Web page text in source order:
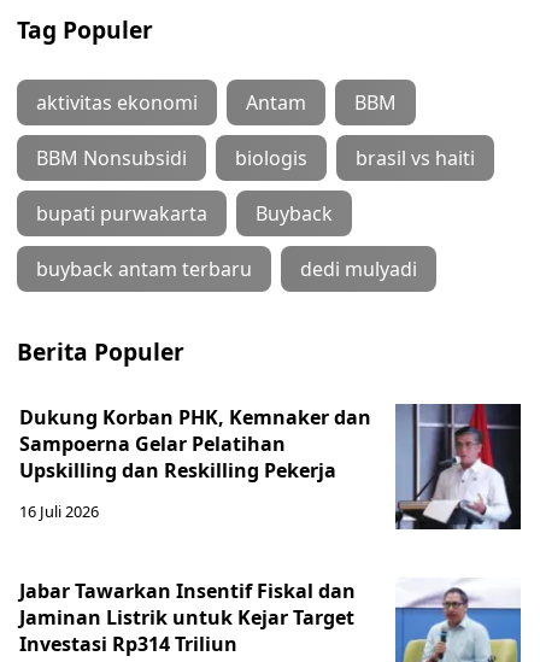
Tag Populer
aktivitas ekonomi Antam BBM
BBM Nonsubsidi biologis brasil vs haiti
bupati purwakarta Buyback
buyback antam terbaru dedi mulyadi
Berita Populer
Dukung Korban PHK, Kemnaker dan
Sampoerna Gelar Pelatihan
Upskilling dan Reskilling Pekerja
16 Juli 2026
Jabar Tawarkan Insentif Fiskal dan
Jaminan Listrik untuk Kejar Target
Investasi Rp314 Triliun